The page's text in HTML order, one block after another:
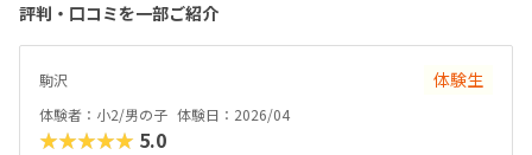
評判・口コミを一部ご紹介
駒沢 体験生
体験者：小2/男の子 体験日：2026/04
★★★★★ 5.0